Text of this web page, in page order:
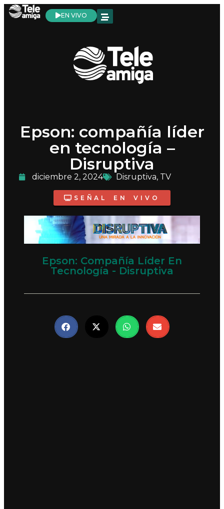
EN VIVO
Epson: compañía líder
en tecnología –
Disruptiva
diciembre 2, 2024 Disruptiva, TV
SEÑAL EN VIVO
Epson: Compañía Líder En
Tecnología - Disruptiva